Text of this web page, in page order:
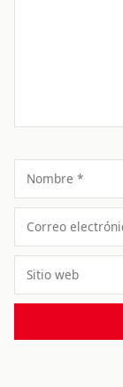
Nombre
Correo
electrónico
Sitio
web